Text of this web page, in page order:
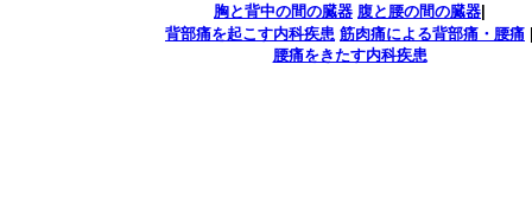
胸と背中の間の臓器 腹と腰の間の臓器
背部痛を起こす内科疾患 筋肉痛による背部痛・腰痛
腰痛をきたす内科疾患